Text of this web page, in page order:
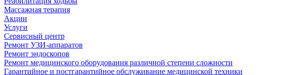
Массажная терапия
Акции
Услуги
Сервисный центр
Ремонт УЗИ-аппаратов
Ремонт эндоскопов
Ремонт медицинского оборудования различной степени сложности
Гарантийное и постгарантийное обслуживание медицинской техники